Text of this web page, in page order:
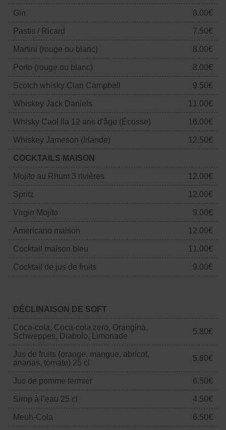
Gin 8.00€
Pastis / Ricard 7.50€
Martini (rouge ou blanc) 8.00€
Porto (rouge ou blanc) 8.00€
Scotch whisky Clan Campbell 9.50€
Whiskey Jack Daniels 11.00€
Whisky Caol Ila 12 ans d'âge (Écosse) 16.00€
Whiskey Jameson (Irlande) 12.50€
COCKTAILS MAISON
Mojito au Rhum 3 rivières 12.00€
Spritz 12.00€
Virgin Mojito 9.00€
Americano maison 12.00€
Cocktail maison bleu 11.00€
Cocktail de jus de fruits 9.00€
DÉCLINAISON DE SOFT
Coca-cola, Coca-cola zero, Orangina,
Schweppes, Diabolo, Limonade
5.80€
Jus de fruits (orange, mangue, abricot,
ananas, tomate) 25 cl
5.80€
Jus de pomme fermier 6.50€
Sirop à l’eau 25 cl 4.50€
Meuh-Cola 6.50€